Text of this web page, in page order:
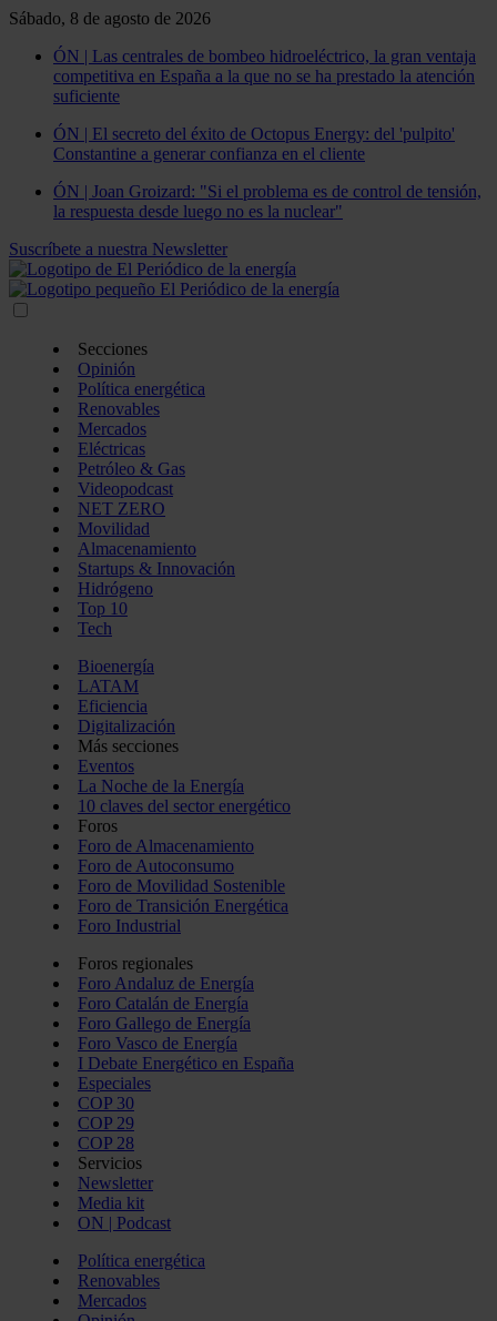
Sábado, 8 de agosto de 2026
ÓN | Las centrales de bombeo hidroeléctrico, la gran ventaja
competitiva en España a la que no se ha prestado la atención
suficiente
ÓN | El secreto del éxito de Octopus Energy: del 'pulpito'
Constantine a generar confianza en el cliente
ÓN | Joan Groizard: "Si el problema es de control de tensión,
la respuesta desde luego no es la nuclear"
Suscríbete a nuestra Newsletter
Secciones
Opinión
Política energética
Renovables
Mercados
Eléctricas
Petróleo & Gas
Videopodcast
NET ZERO
Movilidad
Almacenamiento
Startups & Innovación
Hidrógeno
Top 10
Tech
Bioenergía
LATAM
Eficiencia
Digitalización
Más secciones
Eventos
La Noche de la Energía
10 claves del sector energético
Foros
Foro de Almacenamiento
Foro de Autoconsumo
Foro de Movilidad Sostenible
Foro de Transición Energética
Foro Industrial
Foros regionales
Foro Andaluz de Energía
Foro Catalán de Energía
Foro Gallego de Energía
Foro Vasco de Energía
I Debate Energético en España
Especiales
COP 30
COP 29
COP 28
Servicios
Newsletter
Media kit
ON | Podcast
Política energética
Renovables
Mercados